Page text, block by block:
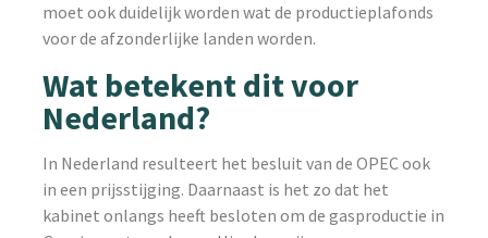
moet ook duidelijk worden wat de productieplafonds
voor de afzonderlijke landen worden.
Wat betekent dit voor
Nederland?
In Nederland resulteert het besluit van de OPEC ook
in een prijsstijging. Daarnaast is het zo dat het
kabinet onlangs heeft besloten om de gasproductie in